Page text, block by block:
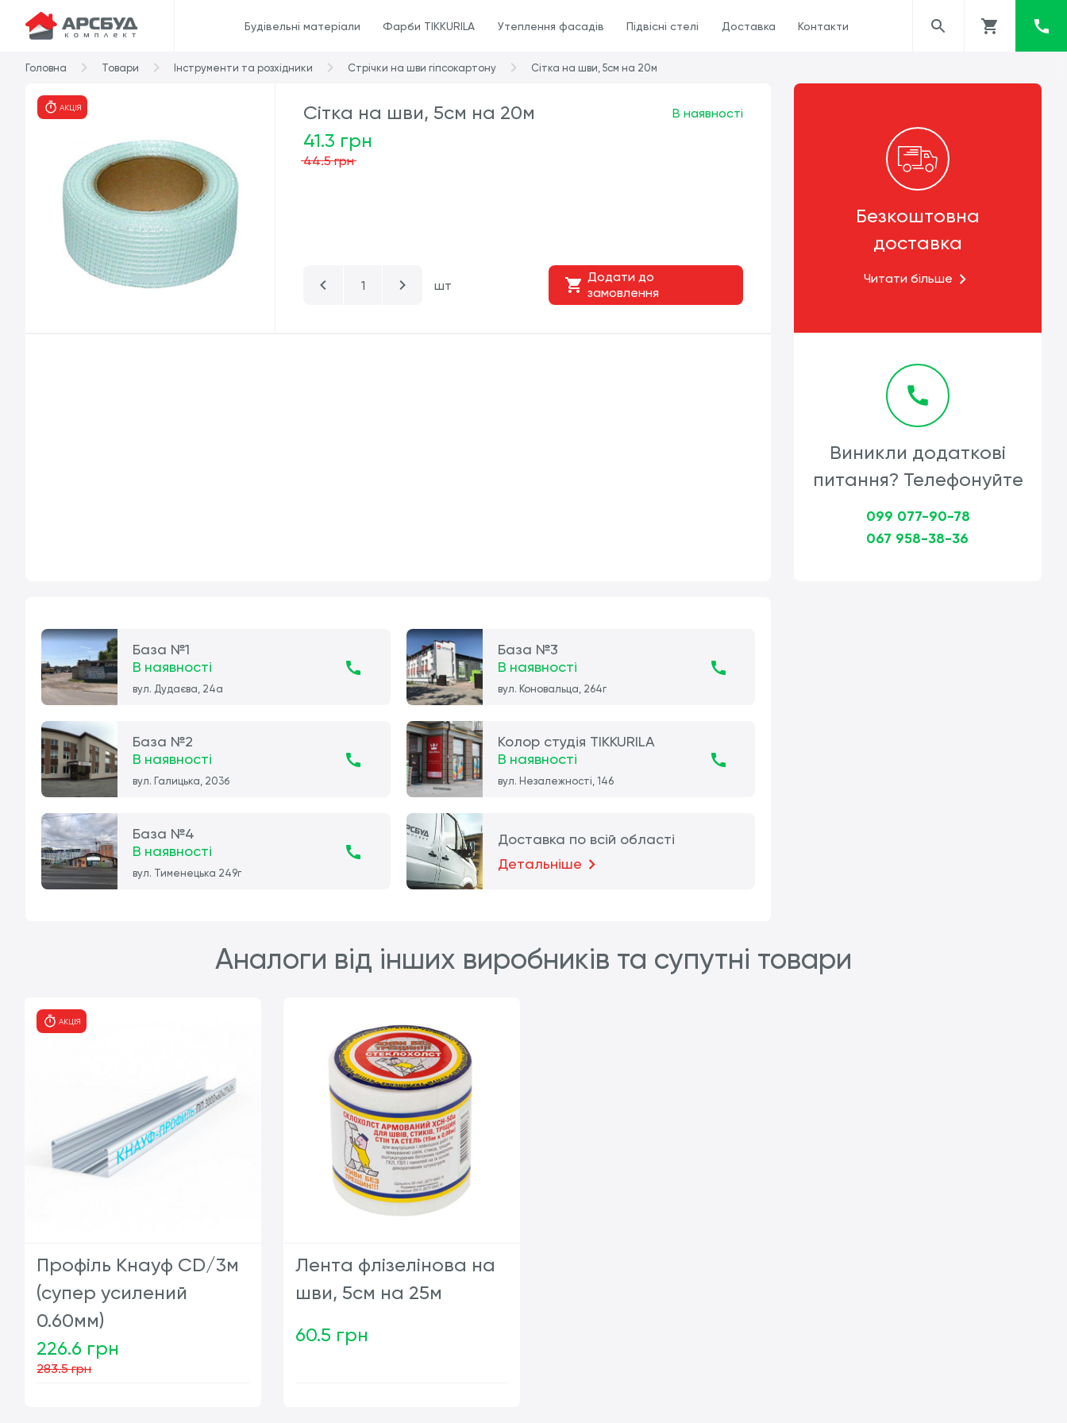
Будівельні матеріали Фарби TIKKURILA Утеплення фасадів Підвісні стелі Доставка Контакти
Головна Товари Інструменти та розхідники Стрічки на шви гіпсокартону Сітка на шви, 5см на 20м
АКЦІЯ
Сітка на шви, 5см на 20м
41.3 грн
44.5 грн
В наявності
шт
Додати до
замовлення
Безкоштовна
доставка
Читати більше
Виникли додаткові
питання? Телефонуйте
099 077-90-78
067 958-38-36
База №1
В наявності
вул. Дудаєва, 24а
База №3
В наявності
вул. Коновальца, 264г
База №2
В наявності
вул. Галицька, 203б
Колор студія TIKKURILA
В наявності
вул. Незалежності, 146
База №4
В наявності
вул. Тименецька 249г
Доставка по всій області
Детальніше
Аналоги від інших виробників та супутні товари
АКЦІЯ
Профіль Кнауф CD/3м
(супер усилений
0.60мм)
226.6 грн
283.5 грн
Лента флізелінова на
шви, 5см на 25м
60.5 грн